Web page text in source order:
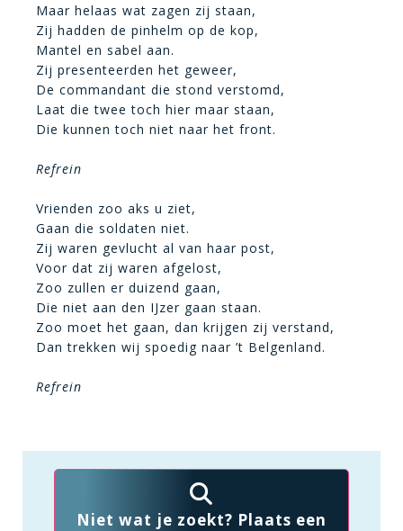
Maar helaas wat zagen zij staan,
Zij hadden de pinhelm op de kop,
Mantel en sabel aan.
Zij presenteerden het geweer,
De commandant die stond verstomd,
Laat die twee toch hier maar staan,
Die kunnen toch niet naar het front.
Refrein
Vrienden zoo aks u ziet,
Gaan die soldaten niet.
Zij waren gevlucht al van haar post,
Voor dat zij waren afgelost,
Zoo zullen er duizend gaan,
Die niet aan den IJzer gaan staan.
Zoo moet het gaan, dan krijgen zij verstand,
Dan trekken wij spoedig naar ’t Belgenland.
Refrein
Niet wat je zoekt? Plaats een